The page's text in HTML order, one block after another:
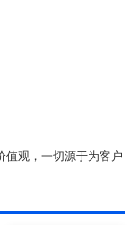
值观，一切源于为客户